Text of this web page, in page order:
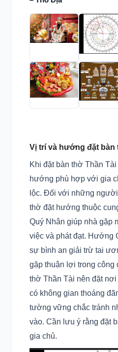
Vị trí và hướng đặt bàn
Khi đặt bàn thờ Thần
hướng phù hợp với gia
lộc. Đối với những
thờ đặt hướng thuộc
Quý Nhân giúp nhà gặp
việc và phát đạt. Hướng
sự bình an giải trừ tai
gặp thuận lợi trong công
thờ Thần Tài nên đặt
có không gian thoáng
tường vững chắc tránh
vào. Cần lưu ý rằng đặt
gia chủ.